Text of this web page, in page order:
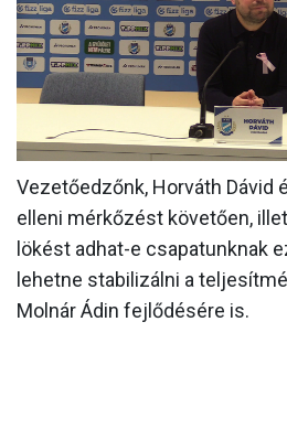
GALÉRIA
SZURKOLÓI
Vezetőedzőnk, Horváth Dávid
elleni mérkőzést követően,
lökést adhat-e csapatunknak
lehetne stabilizálni a
Molnár Ádin fejlődésére is.